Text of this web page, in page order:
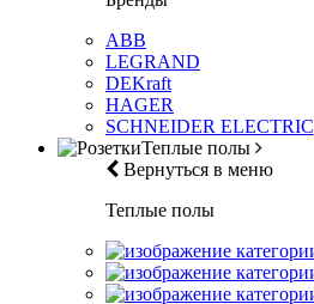
ABB
LEGRAND
DEKraft
HAGER
SCHNEIDER ELECTRIC
Теплые полы
Вернуться в меню
Теплые полы